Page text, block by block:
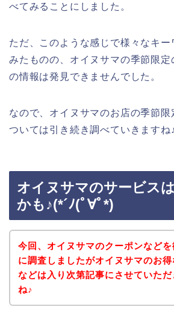
べてみることにしました。
ただ、このような感じで様々なキー
みたものの、オイヌサマの季節限定
の情報は発見できませんでした。
なので、オイヌサマのお店の季節限
ついては引き続き調べていきますね
オイヌサマのサービス
かも♪(*´ﾉ(ﾟ∀ﾟ*)
今回、オイヌサマのクーポンなどを
に調査しましたがオイヌサマのお得
などは入り次第記事にさせていただ
ね♪